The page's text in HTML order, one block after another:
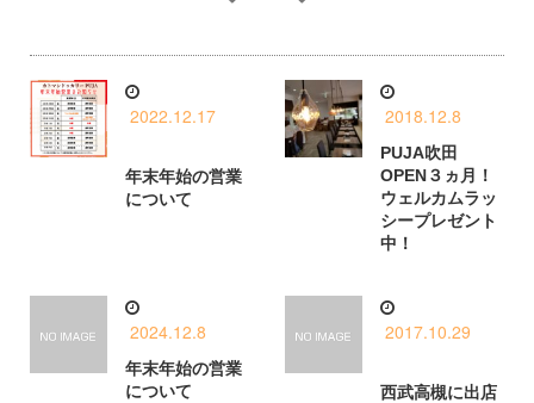
2022.12.17
年末年始の営業
について
2018.12.8
PUJA吹田
OPEN３ヵ月！
ウェルカムラッ
シープレゼント
中！
2024.12.8
年末年始の営業
について
2017.10.29
西武高槻に出店